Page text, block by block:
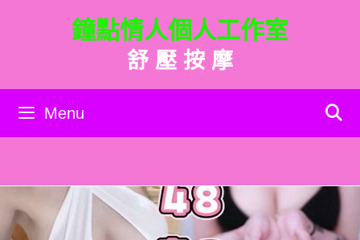
內
鐘點情人個人工作室
舒 壓 按 摩
Menu